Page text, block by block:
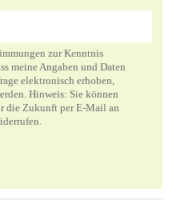
zur Kenntnis
meine Angaben und Daten
elektronisch erhoben,
Hinweis: Sie können
die Zukunft per E-Mail an